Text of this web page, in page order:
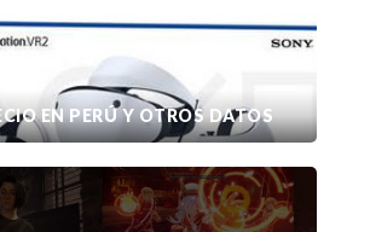
EN PERÚ Y OTROS DATOS